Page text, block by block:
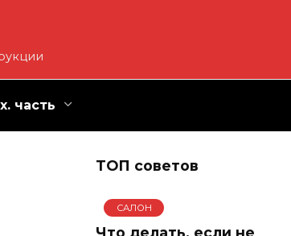
часть
ТОП советов
САЛОН
Что делать, если не